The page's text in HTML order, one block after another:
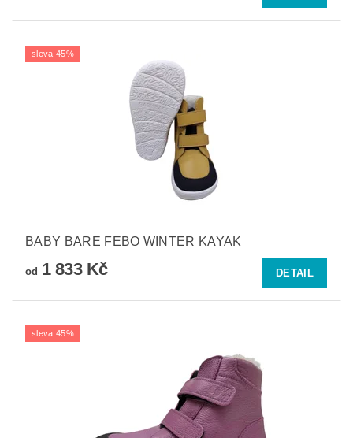
sleva 45%
BABY BARE FEBO WINTER KAYAK
od 1 833 Kč DETAIL
sleva 45%